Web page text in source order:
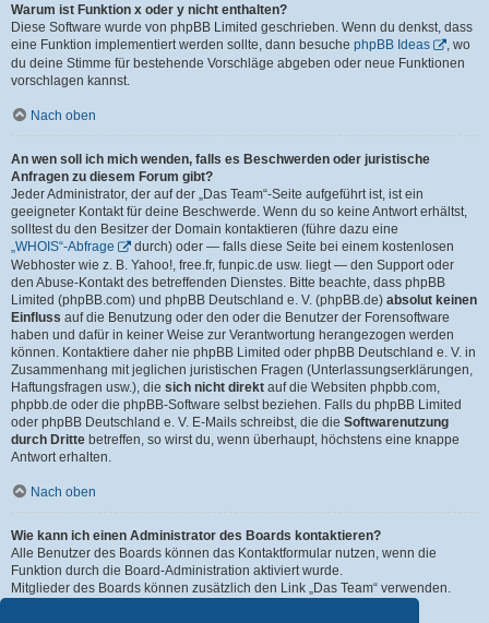
Warum ist Funktion x oder y nicht enthalten?
Diese Software wurde von phpBB Limited geschrieben. Wenn du denkst, dass
eine Funktion implementiert werden sollte, dann besuche phpBB Ideas
, wo
du deine Stimme für bestehende Vorschläge abgeben oder neue Funktionen
vorschlagen kannst.
Nach oben
An wen soll ich mich wenden, falls es Beschwerden oder juristische
Anfragen zu diesem Forum gibt?
Jeder Administrator, der auf der „Das Team“-Seite aufgeführt ist, ist ein
geeigneter Kontakt für deine Beschwerde. Wenn du so keine Antwort erhältst,
solltest du den Besitzer der Domain kontaktieren (führe dazu eine
„WHOIS“-Abfrage
durch) oder — falls diese Seite bei einem kostenlosen
Webhoster wie z. B. Yahoo!, free.fr, funpic.de usw. liegt — den Support oder
den Abuse-Kontakt des betreffenden Dienstes. Bitte beachte, dass phpBB
Limited (phpBB.com) und phpBB Deutschland e. V. (phpBB.de) absolut keinen
Einfluss auf die Benutzung oder den oder die Benutzer der Forensoftware
haben und dafür in keiner Weise zur Verantwortung herangezogen werden
können. Kontaktiere daher nie phpBB Limited oder phpBB Deutschland e. V. in
Zusammenhang mit jeglichen juristischen Fragen (Unterlassungserklärungen,
Haftungsfragen usw.), die sich nicht direkt auf die Websiten phpbb.com,
phpbb.de oder die phpBB-Software selbst beziehen. Falls du phpBB Limited
oder phpBB Deutschland e. V. E-Mails schreibst, die die Softwarenutzung
durch Dritte betreffen, so wirst du, wenn überhaupt, höchstens eine knappe
Antwort erhalten.
Nach oben
Wie kann ich einen Administrator des Boards kontaktieren?
Alle Benutzer des Boards können das Kontaktformular nutzen, wenn die
Funktion durch die Board-Administration aktiviert wurde.
Mitglieder des Boards können zusätzlich den Link „Das Team“ verwenden.